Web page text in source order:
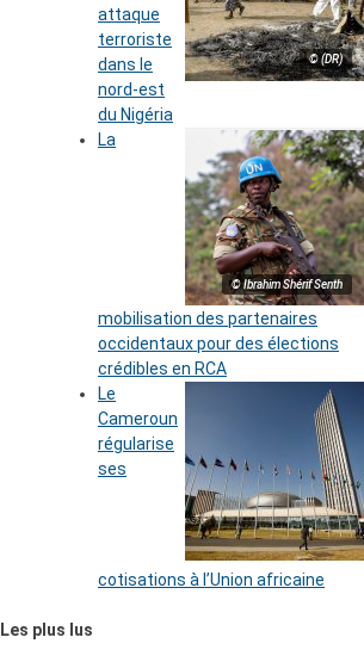
© (DR)
attaque
terroriste
dans le
nord-est
du Nigéria
© Ibrahim Shérif Senth
La
mobilisation des partenaires
occidentaux pour des élections
crédibles en RCA
Le
Cameroun
régularise
ses
cotisations à l’Union africaine
Les plus lus